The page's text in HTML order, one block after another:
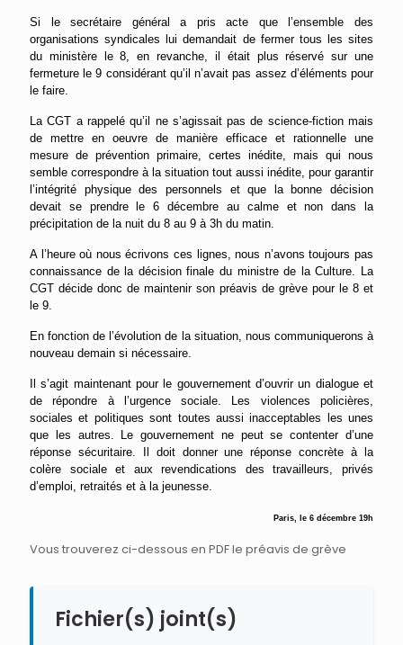
Si le secrétaire général a pris acte que l’ensemble des
organisations syndicales lui demandait de fermer tous les sites
du ministère le 8, en revanche, il était plus réservé sur une
fermeture le 9 considérant qu’il n’avait pas assez d’éléments pour
le faire.
La CGT a rappelé qu’il ne s’agissait pas de science-fiction mais
de mettre en oeuvre de manière efficace et rationnelle une
mesure de prévention primaire, certes inédite, mais qui nous
semble correspondre à la situation tout aussi inédite, pour garantir
l’intégrité physique des personnels et que la bonne décision
devait se prendre le 6décembre au calme et non dans la
précipitation de la nuit du 8 au 9 à 3h du matin.
A l’heure où nous écrivons ces lignes, nous n’avons toujours pas
connaissance de la décision finale du ministre de la Culture. La
CGT décide donc de maintenir son préavis de grève pour le 8 et
le 9.
En fonction de l’évolution de la situation, nous communiquerons à
nouveau demain si nécessaire.
Il s’agit maintenant pour le gouvernement d’ouvrir un dialogue et
de répondre à l’urgence sociale. Les violences policières,
sociales et politiques sont toutes aussi inacceptables les unes
que les autres. Le gouvernement ne peut se contenter d’une
réponse sécuritaire. Il doit donner une réponse concrète à la
colère sociale et aux revendications des travailleurs, privés
d’emploi, retraités et à la jeunesse.
Paris, le 6 décembre 19h
Vous trouverez ci-dessous en PDF le préavis de grève
Fichier(s) joint(s)